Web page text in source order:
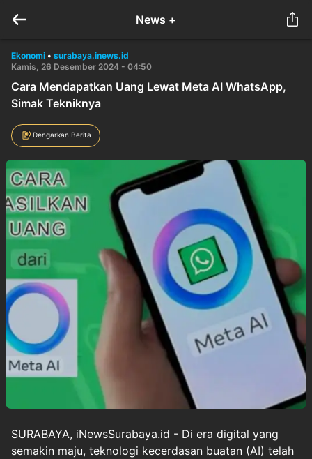
News +
Ekonomi • surabaya.inews.id
Kamis, 26 Desember 2024 - 04:50
Cara Mendapatkan Uang Lewat Meta AI WhatsApp,
Simak Tekniknya
Dengarkan Berita
SURABAYA, iNewsSurabaya.id - Di era digital yang
semakin maju, teknologi kecerdasan buatan (AI) telah